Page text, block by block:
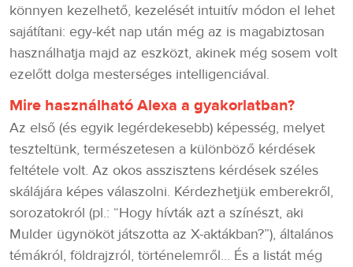
könnyen kezelhető, kezelését intuitív módon el lehet
sajátítani: egy-két nap után még az is magabiztosan
használhatja majd az eszközt, akinek még sosem volt
ezelőtt dolga mesterséges intelligenciával.
Mire használható Alexa a gyakorlatban?
Az első (és egyik legérdekesebb) képesség, melyet
teszteltünk, természetesen a különböző kérdések
feltétele volt. Az okos asszisztens kérdések széles
skálájára képes válaszolni. Kérdezhetjük emberekről,
sorozatokról (pl.: “Hogy hívták azt a színészt, aki
Mulder ügynököt játszotta az X-aktákban?”), általános
témákról, földrajzról, történelemről… És a listát még